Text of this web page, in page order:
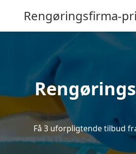
Rengøringsfirma-
Få 3 uforpligtende tilbud